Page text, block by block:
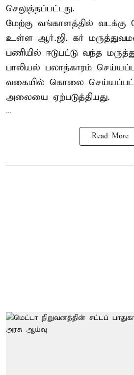
செலுத்தப்பட்டது.
மேற்கு வங்காளத்தில்
உள்ள ஆர்.ஜி. கர்
பணியில் ஈடுபட்டு வந்த
பாலியல் பலாத்காரம்
வகையில் கொலை
அலையை ஏற்படுத்தியது.
...
Read More